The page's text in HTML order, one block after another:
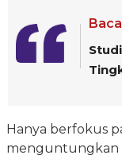
Hanya berfokus
menguntungkan